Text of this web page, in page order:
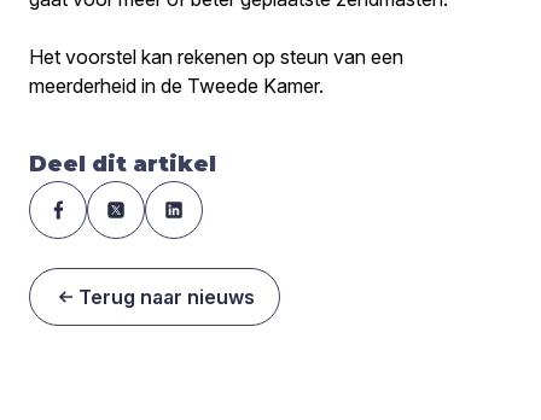
Het voorstel kan rekenen op steun van een
meerderheid in de Tweede Kamer.
Deel dit artikel
Terug naar nieuws